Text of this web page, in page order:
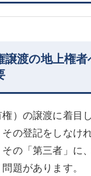
譲渡の地上権
）の譲渡に着目
の登記をしなけ
の「第三者」に
題があります。